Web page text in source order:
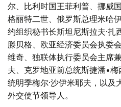
尔、比利时国王菲利普、挪威
格丽特二世、俄罗斯总理米哈
约组织秘书长斯坦尼斯拉夫·
滕贝格、欧亚经济委员会执委
维奇、独联体执行委员会主席
夫、克罗地亚前总统斯捷潘•
统明季梅尔·沙伊米耶夫，以及
外交使节领导人。